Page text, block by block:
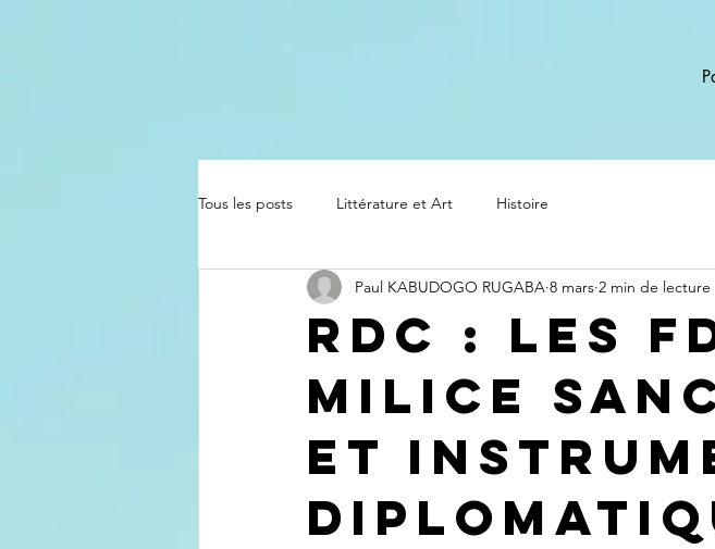
Tous les posts Littérature et Art Histoire
RDC : Les
Milice
et
Paul KABUDOGO RUGABA 8 mars 2 min de lecture